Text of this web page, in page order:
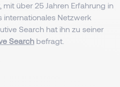
, mit über 25 Jahren Erfahrung in
internationales Netzwerk
Search hat ihn zu seiner
Search befragt.